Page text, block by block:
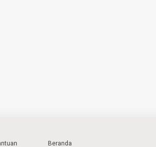
Beranda